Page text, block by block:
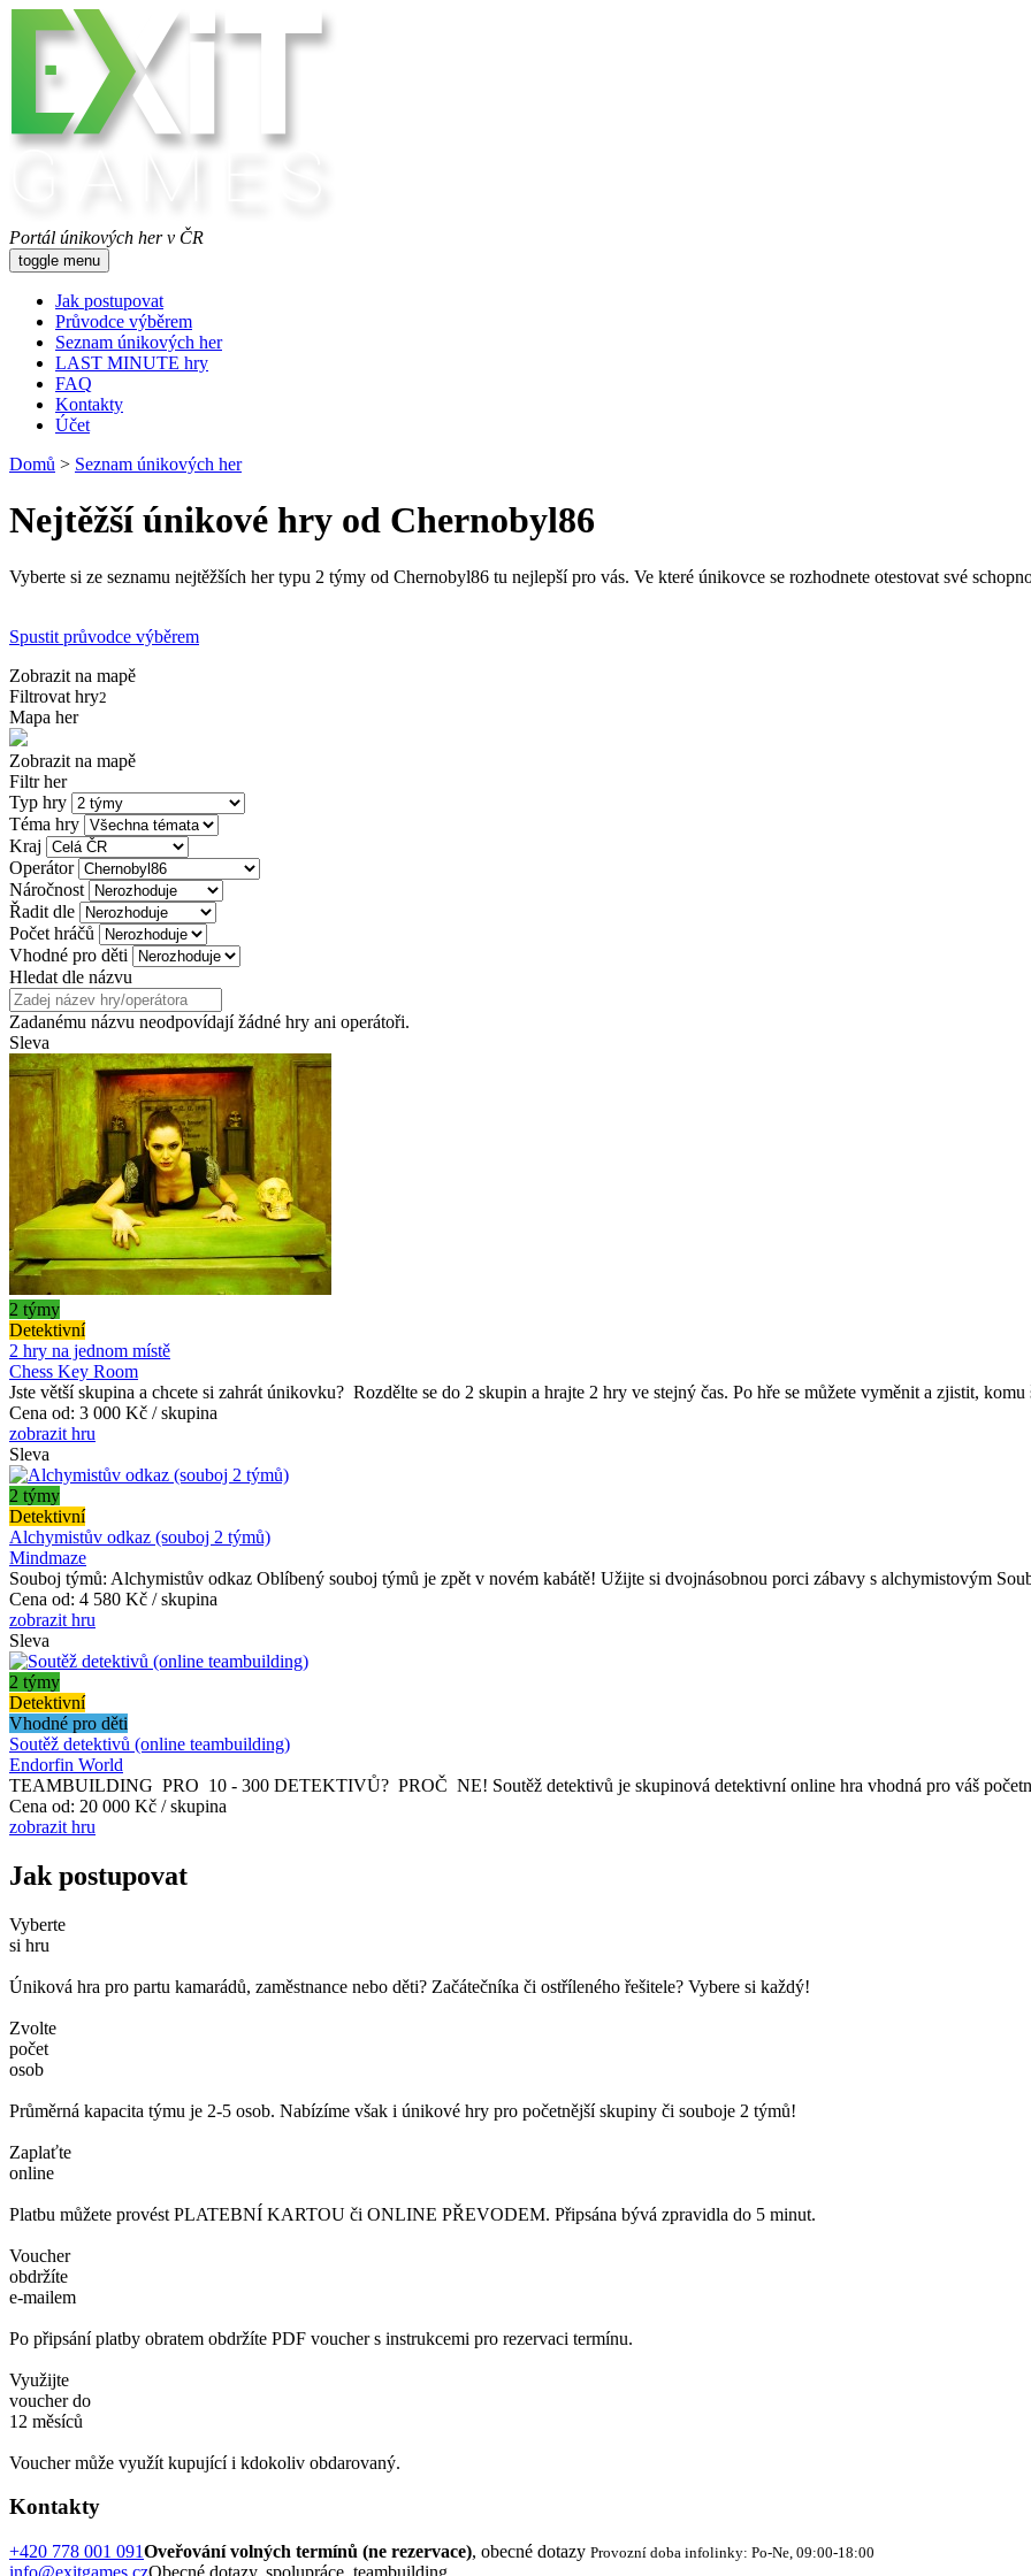
Portál únikových her v ČR
toggle menu
Jak postupovat
Průvodce výběrem
Seznam únikových her
LAST MINUTE hry
FAQ
Kontakty
Účet
Domů > Seznam únikových her
Nejtěžší únikové hry od Chernobyl86
Vyberte si ze seznamu nejtěžších her typu 2 týmy od Chernobyl86 tu nejlepší pro vás. Ve které únikovce se rozhodnete otestovat své
Spustit průvodce výběrem
Zobrazit na mapě
Filtrovat hry2
Mapa her
Zobrazit na mapě
Filtr her
Typ hry
Téma hry
Kraj
Operátor
Náročnost
Řadit dle
Počet hráčů
Vhodné pro děti
Hledat dle názvu
Zadanému názvu neodpovídají žádné hry ani operátoři.
Sleva
2 týmy
Detektivní
2 hry na jednom místě
Chess Key Room
Jste větší skupina a chcete si zahrát únikovku? Rozdělte se do 2 skupin a hrajte 2 hry ve stejný čas. Po hře se můžete vyměnit a zjistit,
Cena od: 3 000 Kč / skupina
zobrazit hru
Sleva
2 týmy
Detektivní
Alchymistův odkaz (souboj 2 týmů)
Mindmaze
Souboj týmů: Alchymistův odkaz Oblíbený souboj týmů je zpět v novém kabátě! Užijte si dvojnásobnou porci zábavy s alchymistovým
Cena od: 4 580 Kč / skupina
zobrazit hru
Sleva
2 týmy
Detektivní
Vhodné pro děti
Soutěž detektivů (online teambuilding)
Endorfin World
TEAMBUILDING PRO 10 - 300 DETEKTIVŮ? PROČ NE! Soutěž detektivů je skupinová detektivní online hra vhodná pro váš
Cena od: 20 000 Kč / skupina
zobrazit hru
Jak postupovat
Vyberte
si hru
Úniková hra pro partu kamarádů, zaměstnance nebo děti? Začátečníka či ostříleného řešitele? Vybere si každý!
Zvolte
počet
osob
Průměrná kapacita týmu je 2-5 osob. Nabízíme však i únikové hry pro početnější skupiny či souboje 2 týmů!
Zaplaťte
online
Platbu můžete provést PLATEBNÍ KARTOU či ONLINE PŘEVODEM. Připsána bývá zpravidla do 5 minut.
Voucher
obdržíte
e-mailem
Po připsání platby obratem obdržíte PDF voucher s instrukcemi pro rezervaci termínu.
Využijte
voucher do
12 měsíců
Voucher může využít kupující i kdokoliv obdarovaný.
Kontakty
+420 778 001 091Oveřování volných termínů (ne rezervace), obecné dotazy Provozní doba infolinky: Po-Ne, 09:00-18:00